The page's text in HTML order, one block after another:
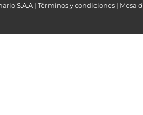
S.A.A | Términos y condiciones | Mesa